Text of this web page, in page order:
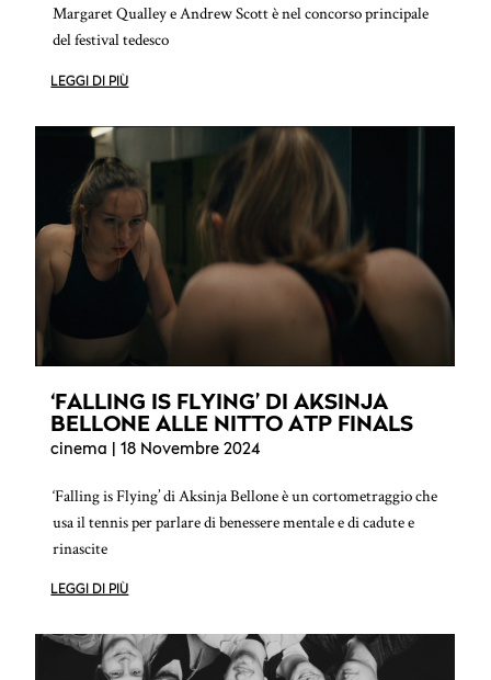
Margaret Qualley e Andrew Scott è nel concorso principale
del festival tedesco
LEGGI DI PIÙ
‘FALLING IS FLYING’ DI AKSINJA
BELLONE ALLE NITTO ATP FINALS
cinema | 18 Novembre 2024
‘Falling is Flying’ di Aksinja Bellone è un cortometraggio che
usa il tennis per parlare di benessere mentale e di cadute e
rinascite
LEGGI DI PIÙ